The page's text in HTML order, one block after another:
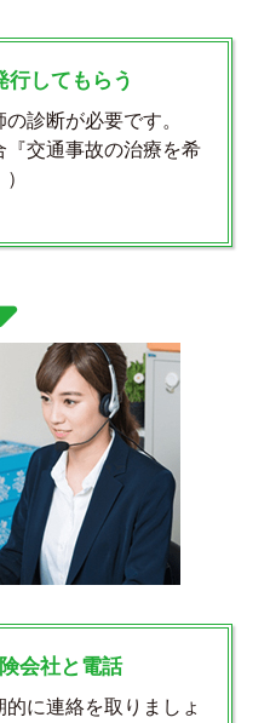
行してもらう
診断が必要です。
『交通事故の治療を希
会社と電話
に連絡を取りましょ